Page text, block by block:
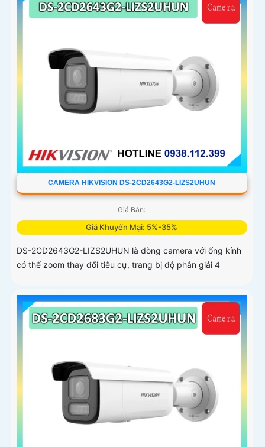
CAMERA HIKVISION DS-2CD2643G2-LIZS2UHUN
Giá Bán:
Giá Khuyến Mại: 5%-35%
DS-2CD2643G2-LIZS2UHUN là dòng camera với ống kính
có thể zoom thay đổi tiêu cự, trang bị độ phân giải 4